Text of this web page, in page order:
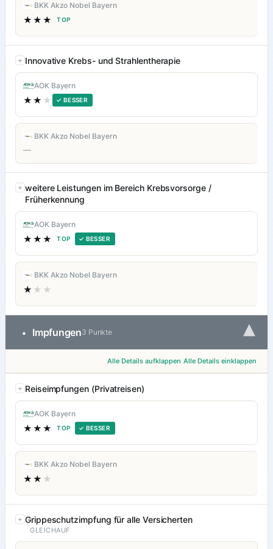
BKK Akzo Nobel Bayern
★★★ TOP
Innovative Krebs- und Strahlentherapie
AOK Bayern
★★ ★ ✓ BESSER
BKK Akzo Nobel Bayern
—
weitere Leistungen im Bereich Krebsvorsorge /
Früherkennung
AOK Bayern
★★★ TOP ✓ BESSER
BKK Akzo Nobel Bayern
★ ★★
• Impfungen3 Punkte ▾
Alle Details aufklappen Alle Details einklappen
Reiseimpfungen (Privatreisen)
AOK Bayern
★★★ TOP ✓ BESSER
BKK Akzo Nobel Bayern
★★ ★
Grippeschutzimpfung für alle Versicherten
GLEICHAUF